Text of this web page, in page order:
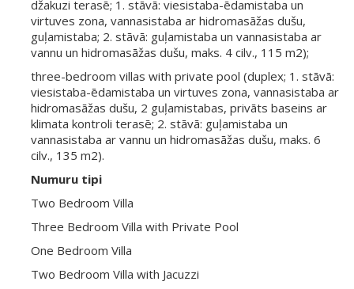
džakuzi terasē; 1. stāvā: viesistaba-ēdamistaba un
virtuves zona, vannasistaba ar hidromasāžas dušu,
guļamistaba; 2. stāvā: guļamistaba un vannasistaba ar
vannu un hidromasāžas dušu, maks. 4 cilv., 115 m2);
three-bedroom villas with private pool (duplex; 1. stāvā:
viesistaba-ēdamistaba un virtuves zona, vannasistaba ar
hidromasāžas dušu, 2 guļamistabas, privāts baseins ar
klimata kontroli terasē; 2. stāvā: guļamistaba un
vannasistaba ar vannu un hidromasāžas dušu, maks. 6
cilv., 135 m2).
Numuru tipi
Two Bedroom Villa
Three Bedroom Villa with Private Pool
One Bedroom Villa
Two Bedroom Villa with Jacuzzi